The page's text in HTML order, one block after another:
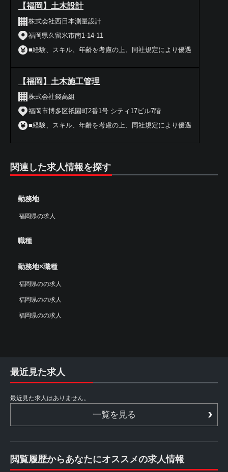
【福岡】土木設計
株式会社西日本測量設計
福岡県久留米市南1-14-11
■経験、スキル、年齢を考慮の上、同社規定により優遇
【福岡】土木施工管理
株式会社錢高組
福岡市博多区祇園町2番1号 シティ17ビル7階
■経験、スキル、年齢を考慮の上、同社規定により優遇
関連した求人情報を探す
勤務地
福岡県の求人
職種
勤務地×職種
福岡県のの求人
福岡県のの求人
福岡県のの求人
最近見た求人
最近見た求人はありません。
一覧を見る
閲覧履歴からあなたにオススメの求人情報